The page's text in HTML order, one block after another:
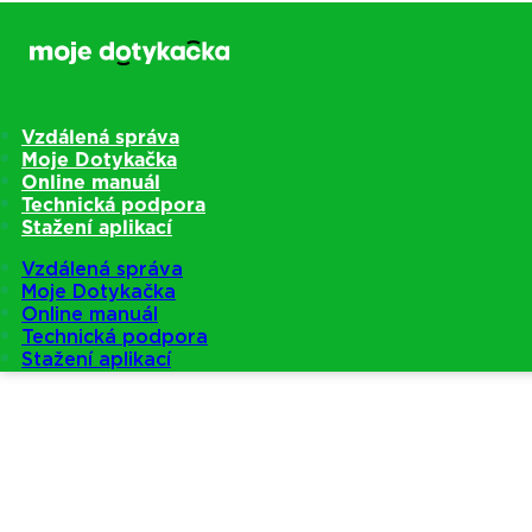
Vzdálená správa
Moje Dotykačka
Online manuál
Technická podpora
Stažení aplikací
Vzdálená správa
Moje Dotykačka
Online manuál
Technická podpora
Stažení aplikací